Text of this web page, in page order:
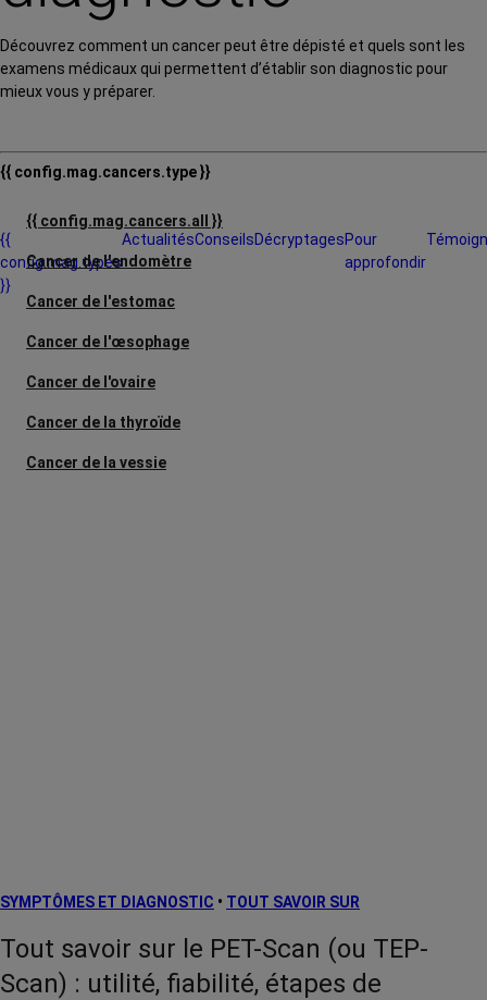
Découvrez comment un cancer peut être dépisté et quels sont les
examens médicaux qui permettent d’établir son diagnostic pour
mieux vous y préparer.
{{ config.mag.cancers.type }}
{{ config.mag.cancers.all }}
Cancer de l'endomètre
Cancer de l'estomac
Cancer de l'œsophage
Cancer de l'ovaire
Cancer de la thyroïde
Cancer de la vessie
Leucémie myéloïde chronique
{{
config.mag.types
}}
ActualitésConseilsDécryptagesPour
approfondir
SYMPTÔMES ET DIAGNOSTIC • TOUT SAVOIR SUR
Tout savoir sur le PET-Scan (ou TEP-
Scan) : utilité, fiabilité, étapes de